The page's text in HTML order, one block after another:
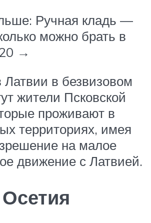
Ручная кладь —
можно брать в
→
в безвизовом
жители Псковской
проживают в
территориях, имея
на малое
движение с Латвией.